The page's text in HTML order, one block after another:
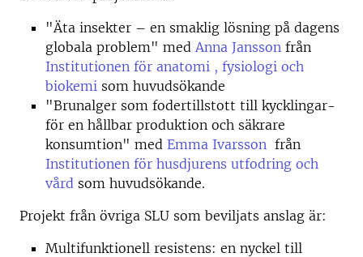
"Äta insekter – en smaklig lösning på dagens
globala problem" med Anna Jansson från
Institutionen för anatomi , fysiologi och
biokemi som huvudsökande
"Brunalger som fodertillstott till kycklingar-
för en hållbar produktion och säkrare
konsumtion" med Emma Ivarsson från
Institutionen för husdjurens utfodring och
vård som huvudsökande.
Projekt från övriga SLU som beviljats anslag är:
Multifunktionell resistens: en nyckel till